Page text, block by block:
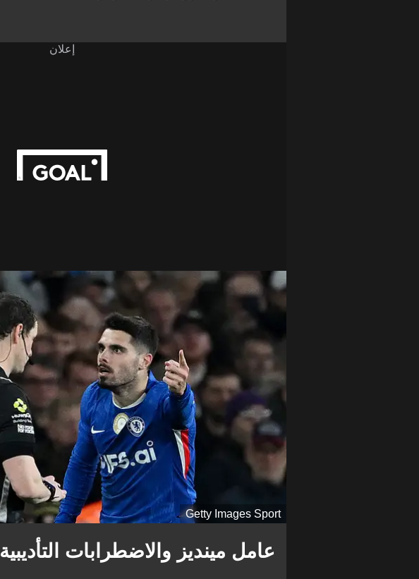
إعلان
Getty Images Sport
عامل مينديز والاضطرابات التأديبية